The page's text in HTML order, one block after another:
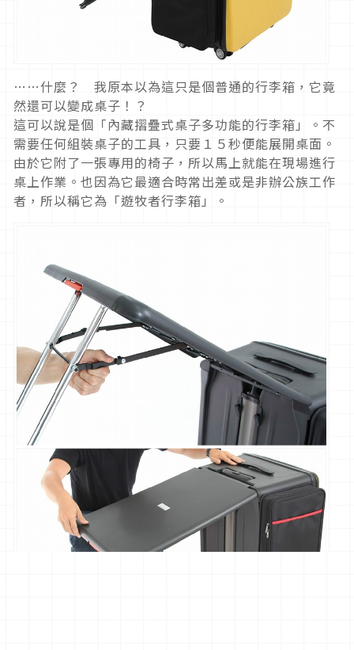
……什麼？ 我原本以為這只是個普通的行李箱，它竟
然還可以變成桌子！？
這可以說是個「內藏摺疊式桌子多功能的行李箱」。不
需要任何組裝桌子的工具，只要１５秒便能展開桌面。
由於它附了一張專用的椅子，所以馬上就能在現場進行
桌上作業。也因為它最適合時常出差或是非辦公族工作
者，所以稱它為「遊牧者行李箱」。